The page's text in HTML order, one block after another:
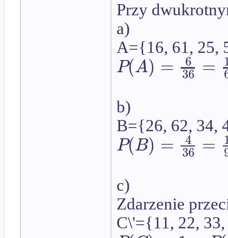
Przy
a)
A={16, 61, 25,
P(A) = 6
36 =
b)
B={26, 62, 34,
P(B) = 4
36 =
c)
Zdarzenie
C\'={11, 22,